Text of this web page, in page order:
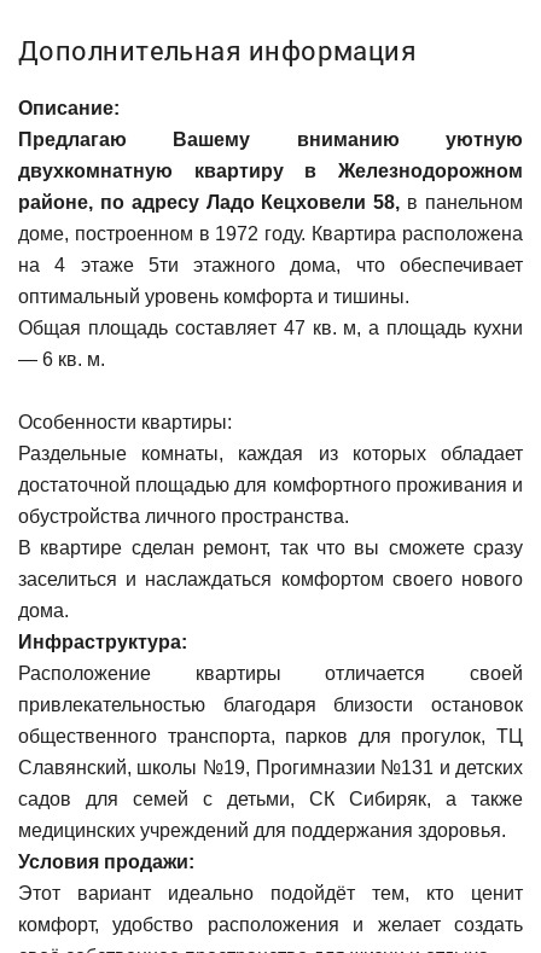
Дополнительная информация
Описание:
Предлагаю Вашему вниманию уютную
двухкомнатную квартиру в Железнодорожном
районе, по адресу Ладо Кецховели 58, в панельном
доме, построенном в 1972 году. Квартира расположена
на 4 этаже 5ти этажного дома, что обеспечивает
оптимальный уровень комфорта и тишины.
Общая площадь cоставляeт 47 кв. м, а площадь кухни
— 6 кв. м.
Особенности квартиры:
Раздельные комнаты, каждая из которых обладает
достаточной площадью для комфортного проживания и
обустройства личного пространства.
В квартире сделан ремонт, так что вы сможете сразу
заселиться и наслаждаться комфортом своего нового
дома.
Инфраструктура:
Расположение квартиры отличается своей
привлекательностью благодаря близости остановок
общественного транспорта, парков для прогулок, ТЦ
Славянский, школы №19, Прогимназии №131 и детских
садов для семей с детьми, СК Сибиряк, а также
медицинских учреждений для поддержания здоровья.
Условия продажи:
Этот вариант идеально подойдёт тем, кто ценит
комфорт, удобство расположения и желает создать